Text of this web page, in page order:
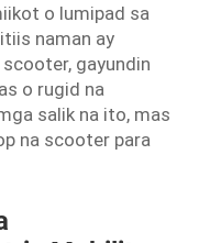
o lumipad sa
naman ay
gayundin
o rugid na
salik na ito, mas
na scooter para